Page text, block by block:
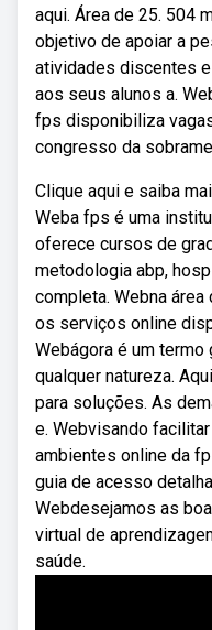
aqui. Área de 25. 504
objetivo de apoiar a
atividades discentes
aos seus alunos a.
fps disponibiliza
congresso da
Clique aqui e saiba
Weba fps é uma
oferece cursos de
metodologia abp,
completa. Webna
os serviços online
Webágora é um
qualquer natureza.
para soluções. As
e. Webvisando
ambientes online da
guia de acesso
Webdesejamos as
virtual de
saúde.